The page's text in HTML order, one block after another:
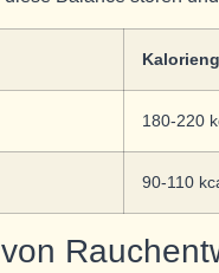
180-220
90-110